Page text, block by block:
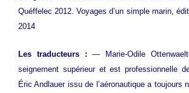
Quéffelec 2012. Voyages d’un simple marin,
2014
Les traducteurs :— Marie-Odile
seignement supérieur et est professionnelle
Éric Andlauer issu de l’aéronautique a toujours